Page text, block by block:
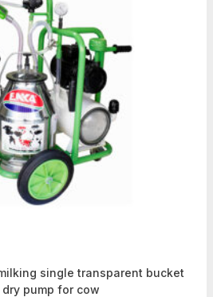
single transparent bucket
pump for cow